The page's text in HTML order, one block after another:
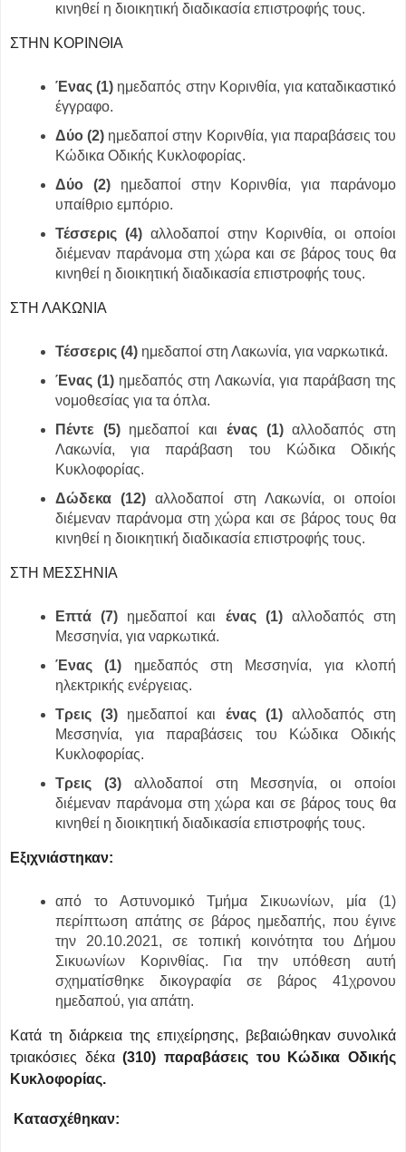
κινηθεί η διοικητική διαδικασία επιστροφής τους.
ΣΤΗΝ ΚΟΡΙΝΘΙΑ
Ένας (1) ημεδαπός στην Κορινθία, για καταδικαστικό
έγγραφο.
Δύο (2) ημεδαποί στην Κορινθία, για παραβάσεις του
Κώδικα Οδικής Κυκλοφορίας.
Δύο (2) ημεδαποί στην Κορινθία, για παράνομο
υπαίθριο εμπόριο.
Τέσσερις (4) αλλοδαποί στην Κορινθία, οι οποίοι
διέμεναν παράνομα στη χώρα και σε βάρος τους θα
κινηθεί η διοικητική διαδικασία επιστροφής τους.
ΣΤΗ ΛΑΚΩΝΙΑ
Τέσσερις (4) ημεδαποί στη Λακωνία, για ναρκωτικά.
Ένας (1) ημεδαπός στη Λακωνία, για παράβαση της
νομοθεσίας για τα όπλα.
Πέντε (5) ημεδαποί και ένας (1)αλλοδαπός στη
Λακωνία, για παράβαση του Κώδικα Οδικής
Κυκλοφορίας.
Δώδεκα (12)αλλοδαποί στη Λακωνία, οι οποίοι
διέμεναν παράνομα στη χώρα και σε βάρος τους θα
κινηθεί η διοικητική διαδικασία επιστροφής τους.
ΣΤΗ ΜΕΣΣΗΝΙΑ
Επτά (7) ημεδαποί και ένας (1) αλλοδαπός στη
Μεσσηνία, για ναρκωτικά.
Ένας (1) ημεδαπός στη Μεσσηνία, για κλοπή
ηλεκτρικής ενέργειας.
Τρεις (3) ημεδαποί και ένας (1)αλλοδαπός στη
Μεσσηνία, για παραβάσεις του Κώδικα Οδικής
Κυκλοφορίας.
Τρεις (3) αλλοδαποί στη Μεσσηνία, οι οποίοι
διέμεναν παράνομα στη χώρα και σε βάρος τους θα
κινηθεί η διοικητική διαδικασία επιστροφής τους.
Εξιχνιάστηκαν:
από το Αστυνομικό Τμήμα Σικυωνίων, μία (1)
περίπτωση απάτης σε βάρος ημεδαπής, που έγινε
την 20.10.2021, σε τοπική κοινότητα του Δήμου
Σικυωνίων Κορινθίας. Για την υπόθεση αυτή
σχηματίσθηκε δικογραφία σε βάρος 41χρονου
ημεδαπού, για απάτη.
Κατά τη διάρκεια της επιχείρησης, βεβαιώθηκαν συνολικά
τριακόσιες δέκα(310) παραβάσεις του Κώδικα Οδικής
Κυκλοφορίας.
Κατασχέθηκαν: